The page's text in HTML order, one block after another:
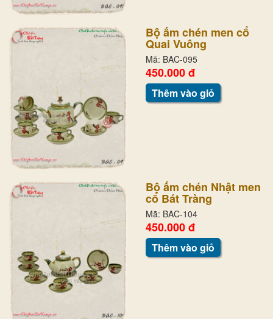
Bộ ấm chén men cổ
Quai Vuông
Mã: BAC-095
450.000 đ
Thêm vào giỏ
Bộ ấm chén Nhật men
cổ Bát Tràng
Mã: BAC-104
450.000 đ
Thêm vào giỏ